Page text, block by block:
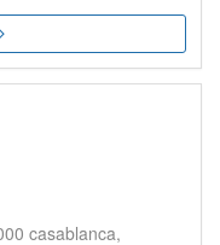
casablanca